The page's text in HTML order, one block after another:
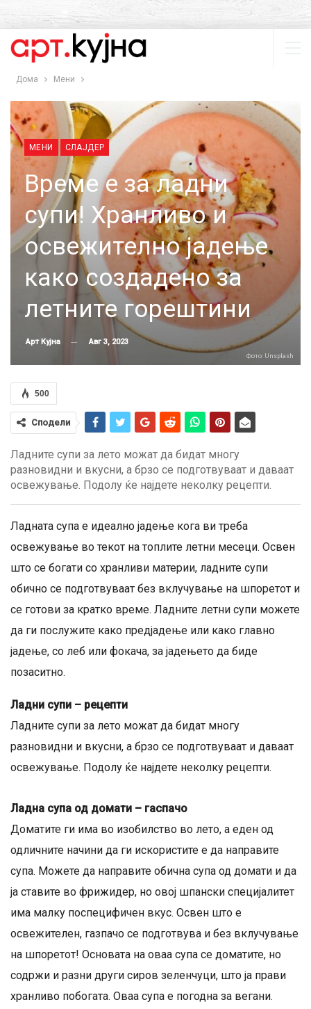
Дома Мени
МЕНИ СЛАЈДЕР
Време е за ладни
супи! Хранливо и
освежително јадење
како создадено за
летните горештини
Арт Кујна Авг 3, 2023
Фото: Unsplash
500
Сподели
Ладните супи за лето можат да бидат многу
разновидни и вкусни, а брзо се подготвуваат и даваат
освежување. Подолу ќе најдете неколку рецепти.
Ладната супа е идеално јадење кога ви треба
освежување во текот на топлите летни месеци. Освен
што се богати со хранливи материи, ладните супи
обично се подготвуваат без вклучување на шпоретот и
се готови за кратко време. Ладните летни супи можете
да ги послужите како предјадење или како главно
јадење, со леб или фокача, за јадењето да биде
позаситно.
Ладни супи – рецепти
Ладните супи за лето можат да бидат многу
разновидни и вкусни, а брзо се подготвуваат и даваат
освежување. Подолу ќе најдете неколку рецепти.
Ладна супа од домати – гаспачо
Доматите ги има во изобилство во лето, а еден од
одличните начини да ги искористите е да направите
супа. Можете да направите обична супа од домати и да
ја ставите во фрижидер, но овој шпански специјалитет
има малку поспецифичен вкус. Освен што е
освежителен, газпачо се подготвува и без вклучување
на шпоретот! Основата на оваа супа се доматите, но
содржи и разни други сиров зеленчуци, што ја прави
хранливо побогата. Оваа супа е погодна за вегани.